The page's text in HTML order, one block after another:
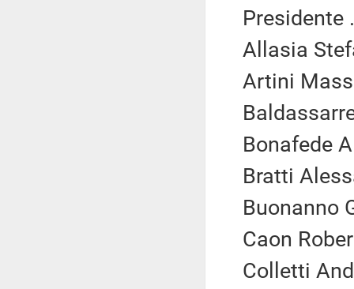
Presidente
Allasia
Artini
Bonafede
Bratti
Buonanno
Caon
Colletti